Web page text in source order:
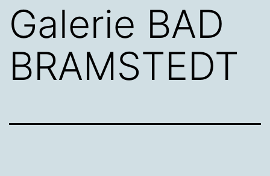
Galerie BAD
BRAMSTEDT